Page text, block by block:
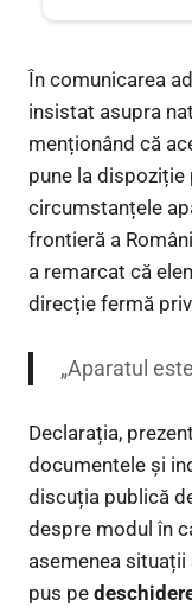
În comunicarea
insistat asupra
menționând că
pune la dispoziție
circumstanțele
frontieră a
a remarcat că
direcție fermă
„Aparatul
Declarația,
documentele și
discuția publică
despre modul în
asemenea situații
pus pe